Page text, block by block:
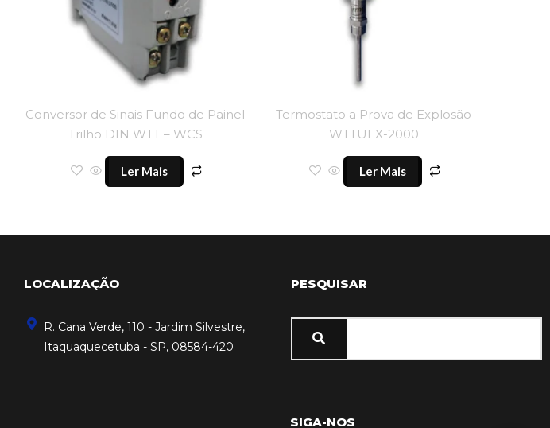
Conversor de Sinais Fundo de Painel
Trilho DIN WTT – WCS
Ler Mais
Termostato a Prova de Explosão
WTTUEX-2000
Ler Mais
LOCALIZAÇÃO
R. Cana Verde, 110 - Jardim Silvestre,
Itaquaquecetuba - SP, 08584-420
PESQUISAR
SIGA-NOS